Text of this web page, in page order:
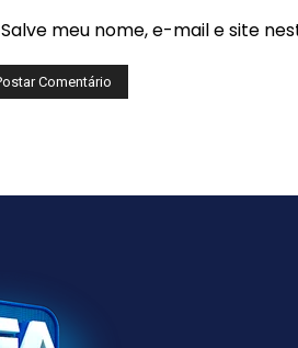
Salve meu nome, e-mail e site